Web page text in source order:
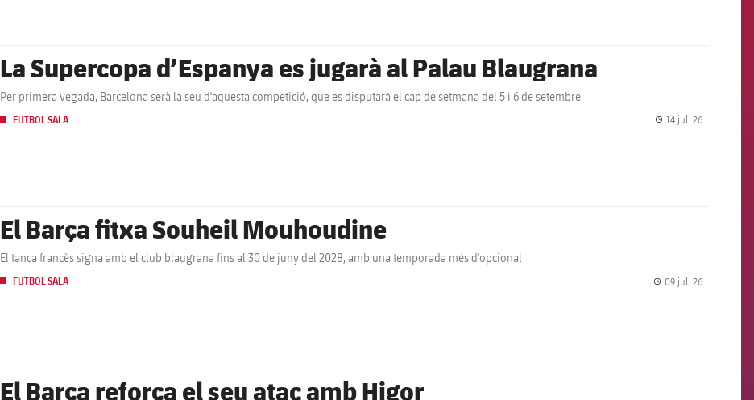
La Supercopa d’Espanya es jugarà al Palau Blaugrana
Per primera vegada, Barcelona serà la seu d'aquesta competició, que es disputarà el cap de setmana del 5 i 6 de setembre
FUTBOL SALA 14 jul. 26
El Barça fitxa Souheil Mouhoudine
El tanca francès signa amb el club blaugrana fins al 30 de juny del 2028, amb una temporada més d'opcional
FUTBOL SALA 09 jul. 26
El Barça reforça el seu atac amb Higor